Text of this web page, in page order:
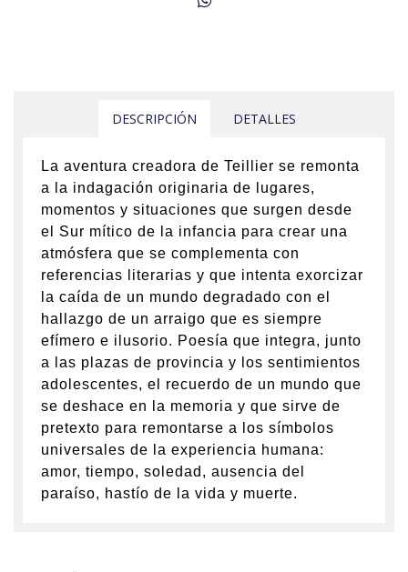
DESCRIPCIÓN DETALLES
La aventura creadora de Teillier se remonta
a la indagación originaria de lugares,
momentos y situaciones que surgen desde
el Sur mítico de la infancia para crear una
atmósfera que se complementa con
referencias literarias y que intenta exorcizar
la caída de un mundo degradado con el
hallazgo de un arraigo que es siempre
efímero e ilusorio. Poesía que integra, junto
a las plazas de provincia y los sentimientos
adolescentes, el recuerdo de un mundo que
se deshace en la memoria y que sirve de
pretexto para remontarse a los símbolos
universales de la experiencia humana:
amor, tiempo, soledad, ausencia del
paraíso, hastío de la vida y muerte.